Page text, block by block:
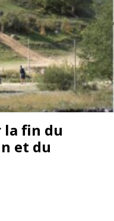
fin du
et du